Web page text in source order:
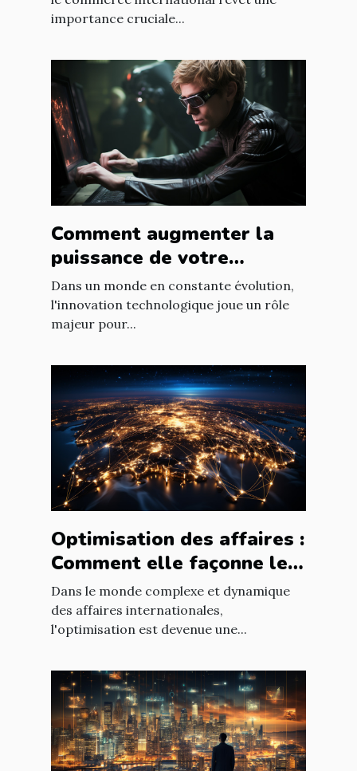
importance cruciale...
Comment augmenter la
puissance de votre
entreprise grâce aux
nouvelles technologies
Dans un monde en constante évolution,
l'innovation technologique joue un rôle
majeur pour...
Optimisation des affaires :
Comment elle façonne le
paysage économique
international
Dans le monde complexe et dynamique
des affaires internationales,
l'optimisation est devenue une...